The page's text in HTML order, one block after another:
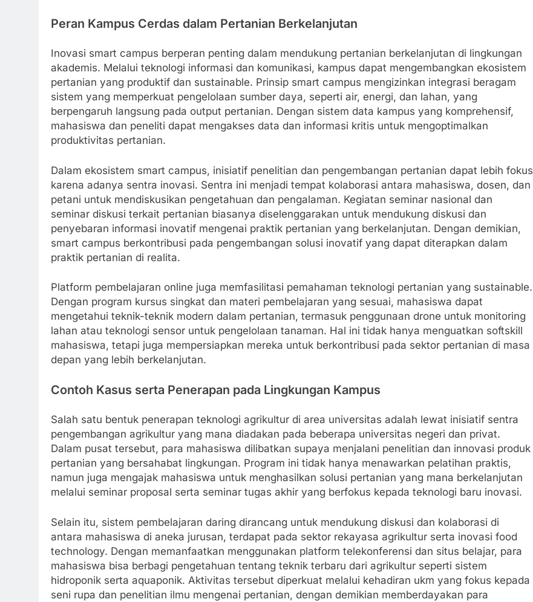
Peran Kampus Cerdas dalam Pertanian Berkelanjutan
Inovasi smart campus berperan penting dalam mendukung pertanian berkelanjutan di lingkungan
akademis. Melalui teknologi informasi dan komunikasi, kampus dapat mengembangkan ekosistem
pertanian yang produktif dan sustainable. Prinsip smart campus mengizinkan integrasi beragam
sistem yang memperkuat pengelolaan sumber daya, seperti air, energi, dan lahan, yang
berpengaruh langsung pada output pertanian. Dengan sistem data kampus yang komprehensif,
mahasiswa dan peneliti dapat mengakses data dan informasi kritis untuk mengoptimalkan
produktivitas pertanian.
Dalam ekosistem smart campus, inisiatif penelitian dan pengembangan pertanian dapat lebih fokus
karena adanya sentra inovasi. Sentra ini menjadi tempat kolaborasi antara mahasiswa, dosen, dan
petani untuk mendiskusikan pengetahuan dan pengalaman. Kegiatan seminar nasional dan
seminar diskusi terkait pertanian biasanya diselenggarakan untuk mendukung diskusi dan
penyebaran informasi inovatif mengenai praktik pertanian yang berkelanjutan. Dengan demikian,
smart campus berkontribusi pada pengembangan solusi inovatif yang dapat diterapkan dalam
praktik pertanian di realita.
Platform pembelajaran online juga memfasilitasi pemahaman teknologi pertanian yang sustainable.
Dengan program kursus singkat dan materi pembelajaran yang sesuai, mahasiswa dapat
mengetahui teknik-teknik modern dalam pertanian, termasuk penggunaan drone untuk monitoring
lahan atau teknologi sensor untuk pengelolaan tanaman. Hal ini tidak hanya menguatkan softskill
mahasiswa, tetapi juga mempersiapkan mereka untuk berkontribusi pada sektor pertanian di masa
depan yang lebih berkelanjutan.
Contoh Kasus serta Penerapan pada Lingkungan Kampus
Salah satu bentuk penerapan teknologi agrikultur di area universitas adalah lewat inisiatif sentra
pengembangan agrikultur yang mana diadakan pada beberapa universitas negeri dan privat.
Dalam pusat tersebut, para mahasiswa dilibatkan supaya menjalani penelitian dan innovasi produk
pertanian yang bersahabat lingkungan. Program ini tidak hanya menawarkan pelatihan praktis,
namun juga mengajak mahasiswa untuk menghasilkan solusi pertanian yang mana berkelanjutan
melalui seminar proposal serta seminar tugas akhir yang berfokus kepada teknologi baru inovasi.
Selain itu, sistem pembelajaran daring dirancang untuk mendukung diskusi dan kolaborasi di
antara mahasiswa di aneka jurusan, terdapat pada sektor rekayasa agrikultur serta inovasi food
technology. Dengan memanfaatkan menggunakan platform telekonferensi dan situs belajar, para
mahasiswa bisa berbagi pengetahuan tentang teknik terbaru dari agrikultur seperti sistem
hidroponik serta aquaponik. Aktivitas tersebut diperkuat melalui kehadiran ukm yang fokus kepada
seni rupa dan penelitian ilmu mengenai pertanian, dengan demikian memberdayakan para